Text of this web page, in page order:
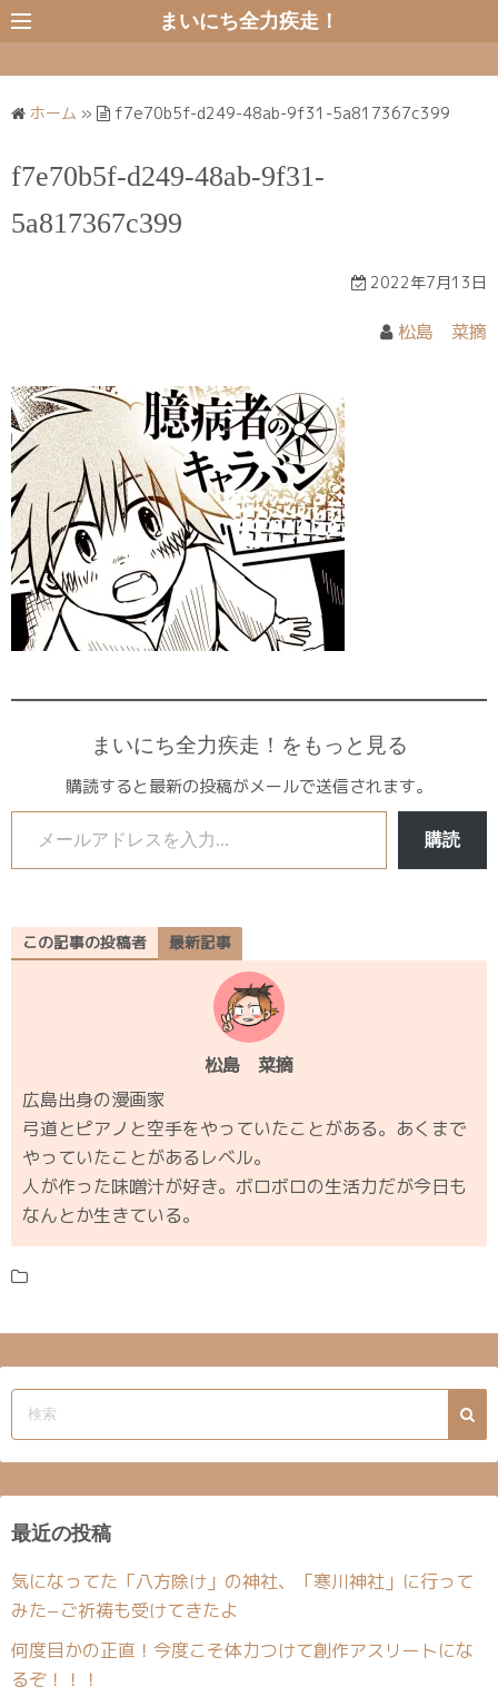
コ
ン
テ
ス
キ
まいにち全力疾走！
ホーム » f7e70b5f-d249-48ab-9f31-5a817367c399
f7e70b5f-d249-48ab-9f31-
5a817367c399
2022年7月13日
松島 菜摘
まいにち全力疾走！をもっと見る
購読すると最新の投稿がメールで送信されます。
メールアドレスを入力...
購読
この記事の投稿者 最新記事
松島 菜摘
広島出身の漫画家
弓道とピアノと空手をやっていたことがある。あくまで
やっていたことがあるレベル。
人が作った味噌汁が好き。ボロボロの生活力だが今日も
なんとか生きている。
最近の投稿
気になってた「八方除け」の神社、「寒川神社」に行って
みた−ご祈祷も受けてきたよ
何度目かの正直！今度こそ体力つけて創作アスリートにな
るぞ！！！